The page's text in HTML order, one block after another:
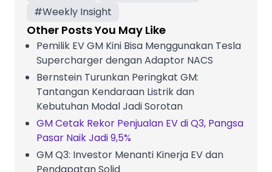
#Weekly Insight
Other Posts You May Like
Pemilik EV GM Kini Bisa Menggunakan Tesla
Supercharger dengan Adaptor NACS
Bernstein Turunkan Peringkat GM:
Tantangan Kendaraan Listrik dan
Kebutuhan Modal Jadi Sorotan
GM Cetak Rekor Penjualan EV di Q3, Pangsa
Pasar Naik Jadi 9,5%
GM Q3: Investor Menanti Kinerja EV dan
Pendapatan Solid